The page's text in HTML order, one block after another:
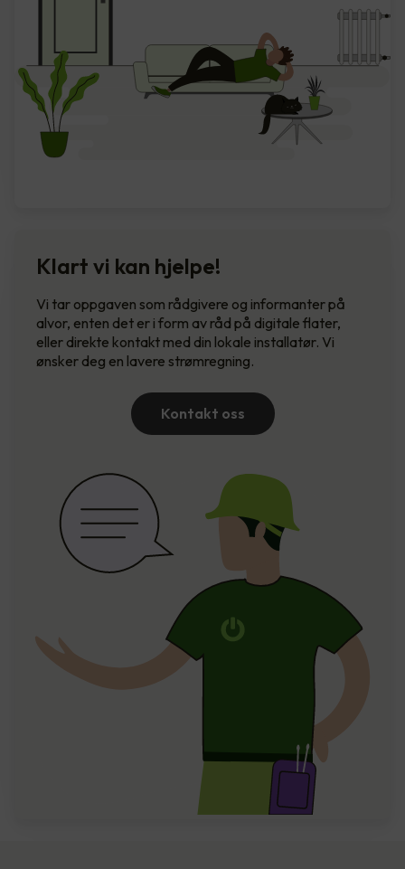
Klart vi kan hjelpe!
Vi tar oppgaven som rådgivere og informanter på
alvor, enten det er i form av råd på digitale flater,
eller direkte kontakt med din lokale installatør. Vi
ønsker deg en lavere strømregning.
Kontakt oss